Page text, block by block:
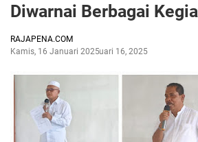
Diwarnai Berbagai
RAJAPENA.COM
Kamis, 16 Januari 2025Januari 16, 2025